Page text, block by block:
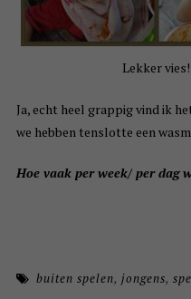
Lekker vies!
Ja, echt heel grappig vind ik
we hebben tenslotte een
Hoe vaak per week/ per dag
buiten spelen,jongens,